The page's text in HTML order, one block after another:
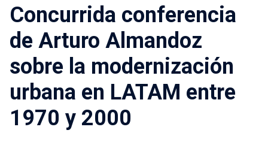
FACULTAD DE ARQUITECTURA, DISEÑO Y ESTUDIOS URBANOS
Concurrida conferencia
de Arturo Almandoz
sobre la modernización
urbana en LATAM entre
1970 y 2000